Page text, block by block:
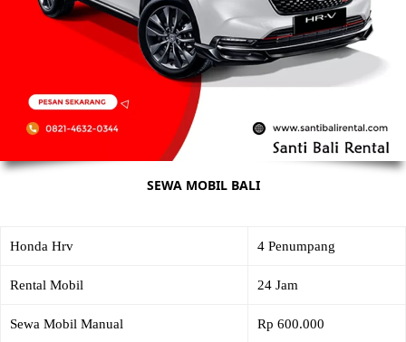
SEWA MOBIL BALI
Honda Hrv 4 Penumpang
Rental Mobil 24 Jam
Sewa Mobil Manual Rp 600.000